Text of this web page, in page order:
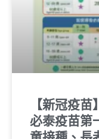
【新冠疫
必泰疫苗第